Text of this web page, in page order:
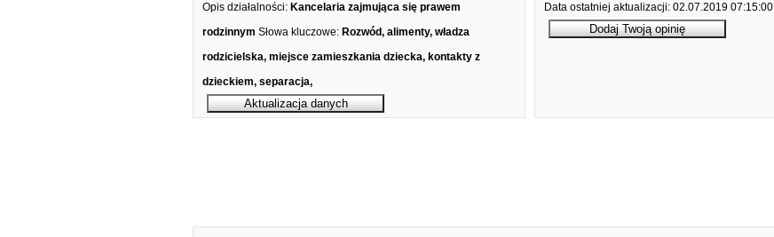
Opis działalności: Kancelaria zajmująca się prawem
rodzinnym Słowa kluczowe: Rozwód, alimenty, władza
rodzicielska, miejsce zamieszkania dziecka, kontakty z
dzieckiem, separacja,
Data ostatniej aktualizacji: 02.07.2019 07:15:00